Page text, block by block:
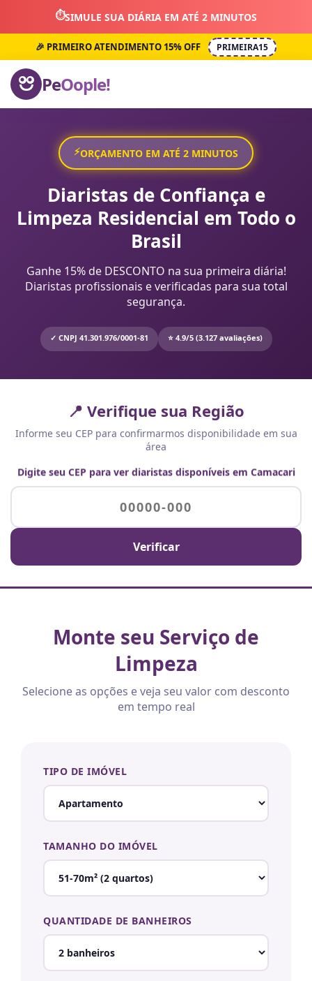
⏱️SIMULE SUA DIÁRIA EM ATÉ 2 MINUTOS
🎉 PRIMEIRO ATENDIMENTO 15% OFF PRIMEIRA15
PeOople!
⚡ORÇAMENTO EM ATÉ 2 MINUTOS
Diaristas de Confiança e
Limpeza Residencial em Todo o
Brasil
Ganhe 15% de DESCONTO na sua primeira diária!
Diaristas profissionais e verificadas para sua total
segurança.
✓ CNPJ 41.301.976/0001-81 ⭐ 4.9/5 (3.127 avaliações)
📍 Verifique sua Região
Informe seu CEP para confirmarmos disponibilidade em sua
área
Digite seu CEP para ver diaristas disponíveis em Camacari
Verificar
Monte seu Serviço de
Limpeza
Selecione as opções e veja seu valor com desconto
em tempo real
TIPO DE IMÓVEL
TAMANHO DO IMÓVEL
QUANTIDADE DE BANHEIROS